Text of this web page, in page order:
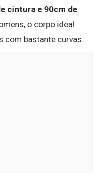
cintura e 90cm de
o corpo ideal
com bastante curvas.